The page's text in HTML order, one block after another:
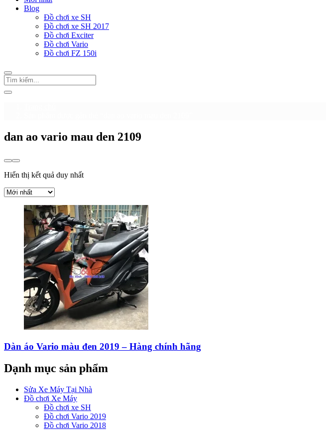
Blog
Đồ chơi xe SH
Đồ chơi xe SH 2017
Đồ chơi Exciter
Đồ chơi Vario
Đồ chơi FZ 150i
dan ao vario mau den 2109
Hiển thị kết quả duy nhất
Dàn áo Vario màu đen 2019 – Hàng chính hãng
Dạnh mục sản phẩm
Sửa Xe Máy Tại Nhà
Đồ chơi Xe Máy
Đồ chơi xe SH
Đồ chơi Vario 2019
Đồ chơi Vario 2018